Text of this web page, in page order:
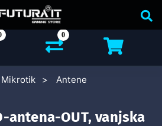
0
Mikrotik Antene
antena-OUT, vanjska